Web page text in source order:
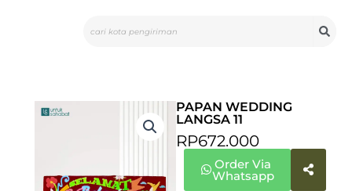
PAPAN WEDDING
LANGSA 11
RP672.000
Order Via
Whatsapp